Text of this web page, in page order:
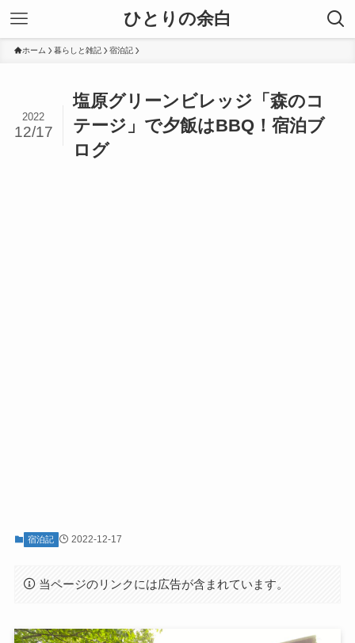
ひとりの余白
ホーム 暮らしと雑記 宿泊記
塩原グリーンビレッジ「森のコ
テージ」で夕飯はBBQ！宿泊ブ
ログ
2022
12/17
宿泊記 2022-12-17
当ページのリンクには広告が含まれています。